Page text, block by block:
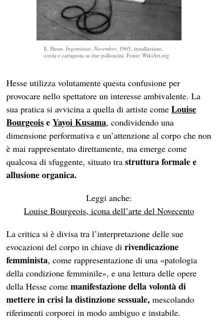
E. Hesse, Ingeminate, November, 1965, installazione,
corda e cartapesta su due palloncini. Fonte: WikiArt.org
Hesse utilizza volutamente questa confusione per
provocare nello spettatore un interesse ambivalente. La
sua pratica si avvicina a quella di artiste comeLouise
BourgeoiseYayoi Kusama, condividendo una
dimensione performativa e un’attenzione al corpo che non
è mai rappresentato direttamente, ma emerge come
qualcosa di sfuggente, situato trastruttura formale e
allusione organica.
Leggi anche:
Louise Bourgeois, icona dell’arte del Novecento
La critica si è divisa tra l’interpretazione delle sue
evocazioni del corpo in chiave dirivendicazione
femminista, come rappresentazione di una «patologia
della condizione femminile», e una lettura delle opere
della Hesse comemanifestazione della volontà di
mettere in crisi la distinzione sessuale,mescolando
riferimenti corporei in modo ambiguo e instabile.